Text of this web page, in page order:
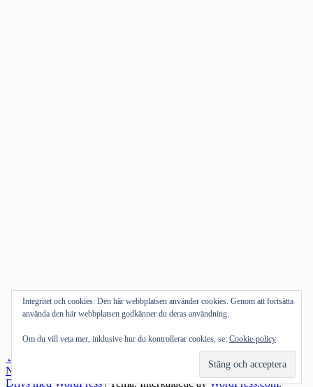
Inläggsnavigering
←
Nästa inlägg
Drivs med WordPress |Tema: Intergalactic avWordPress.com.
Integritet och cookies: Den här webbplatsen använder cookies. Genom att fortsätta
använda den här webbplatsen godkänner du deras användning.
Om du vill veta mer, inklusive hur du kontrollerar cookies, se: Cookie-policy